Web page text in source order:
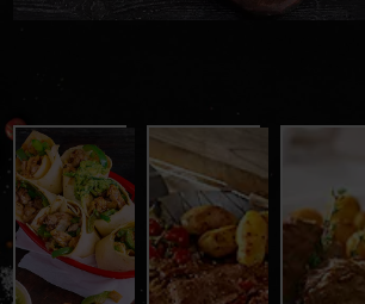
Бурито със
свинско и
авокадо
До 60 минути
гръцки
До 60 минути